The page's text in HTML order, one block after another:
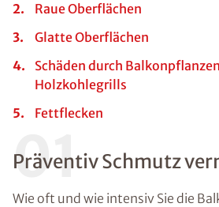
Raue Oberflächen
Glatte Oberflächen
Schäden durch
Holzkohlegrills
Fettflecken
01
Präventiv Schmutz
Wie oft und wie intensiv Sie die